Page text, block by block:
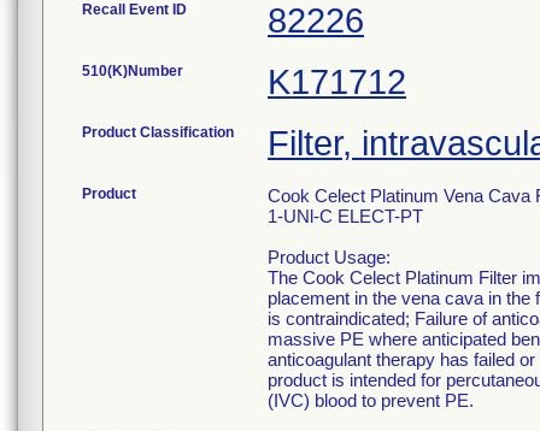
Recall Event ID 82226
510(K)Number K171712
Product Classification Filter,
Product
Cook Celect Platinum Vena Cava
1-UNl-C ELECT-PT
Product Usage:
The Cook Celect Platinum Filter
placement in the vena cava in
is contraindicated; Failure of
massive PE where anticipated
anticoagulant therapy has failed
product is intended for
(IVC) blood to prevent PE.